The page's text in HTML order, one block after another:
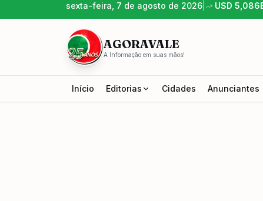
sexta-feira, 7 de agosto de 2026 USD 5,086
AGORAVALE
A Informação em suas mãos!
Início Editorias Cidades Anunciantes